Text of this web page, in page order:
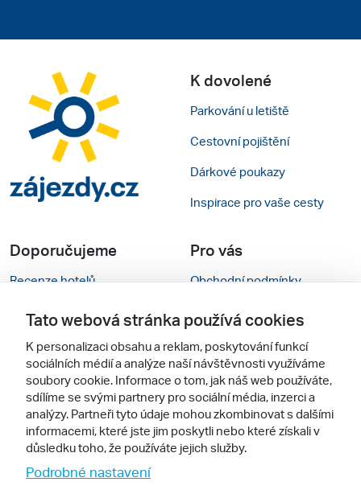
K dovolené
Parkování u letiště
Cestovní pojištění
Dárkové poukazy
Inspirace pro vaše cesty
Doporučujeme
Recenze hotelů
Rady na cestu
Cestovní kanceláře
Zájazdy.sk
Pro vás
Obchodní podmínky
Kontakty
Nastavení cookies
Mobilní verze webu
Sledujte nás
Tato webová stránka používá cookies
K personalizaci obsahu a reklam, poskytování funkcí
sociálních médií a analýze naší návštěvnosti využíváme
soubory cookie. Informace o tom, jak náš web používáte,
sdílíme se svými partnery pro sociální média, inzerci a
analýzy. Partneři tyto údaje mohou zkombinovat s dalšími
informacemi, které jste jim poskytli nebo které získali v
důsledku toho, že používáte jejich služby.
Podrobné nastavení